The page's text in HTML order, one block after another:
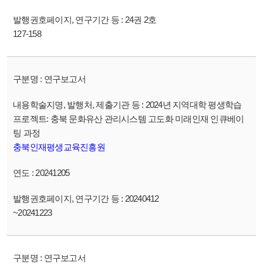
24권 2호
127-158
연구보고서
2024년 지역대학 평생학습
프로젝트: 충북 문화유산 관리시스템 고도화 미래인재 인큐베이
팅 과정
충북인재평생교육진흥원
20241205
20240412
~20241223
연구보고서